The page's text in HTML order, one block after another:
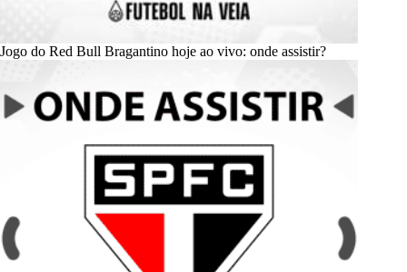
Jogo do Red Bull Bragantino hoje ao vivo: onde assistir?